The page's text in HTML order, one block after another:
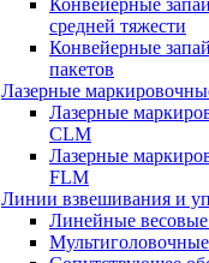
средней тяжести
Конвейерные
пакетов
Лазерные
Лазерные
CLM
Лазерные
FLM
Линии взвешивания и
Линейные весовые